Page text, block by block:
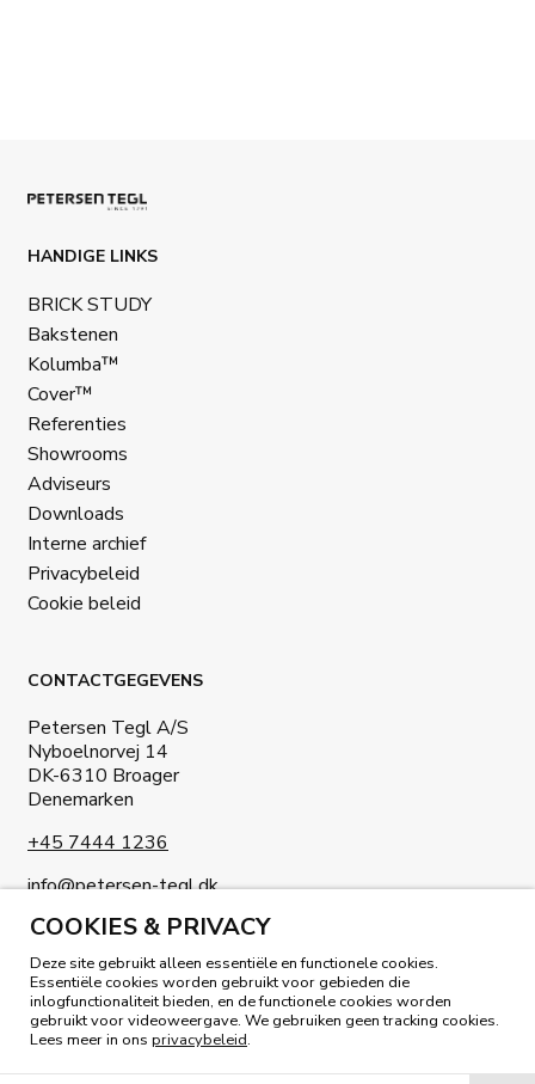
COOKIES & PRIVACY
Deze site gebruikt alleen essentiële en functionele cookies.
Essentiële cookies worden gebruikt voor gebieden die
inlogfunctionaliteit bieden, en de functionele cookies worden
gebruikt voor videoweergave. We gebruiken geen tracking cookies.
Lees meer in ons privacybeleid.
HANDIGE LINKS
BRICK STUDY
Bakstenen
Kolumba™
Cover™
Referenties
Showrooms
Adviseurs
Downloads
Interne archief
Privacybeleid
Cookie beleid
CONTACTGEGEVENS
Petersen Tegl A/S
Nyboelnorvej 14
DK-6310 Broager
Denemarken
+45 7444 1236
info@petersen-tegl.dk
LEES ONS MAGAZINE